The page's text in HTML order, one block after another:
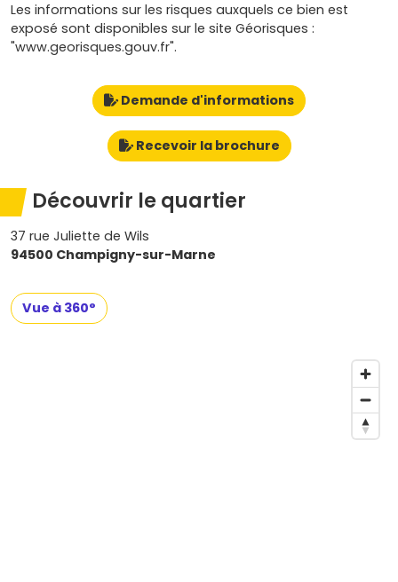
Les informations sur les risques auxquels ce bien est
exposé sont disponibles sur le site Géorisques :
"www.georisques.gouv.fr".
Demande d'informations
Recevoir la brochure
Découvrir le quartier
37 rue Juliette de Wils
94500 Champigny-sur-Marne
Vue à 360°